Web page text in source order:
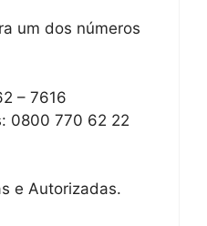
um dos números
– 7616
0800 770 62 22
e Autorizadas.